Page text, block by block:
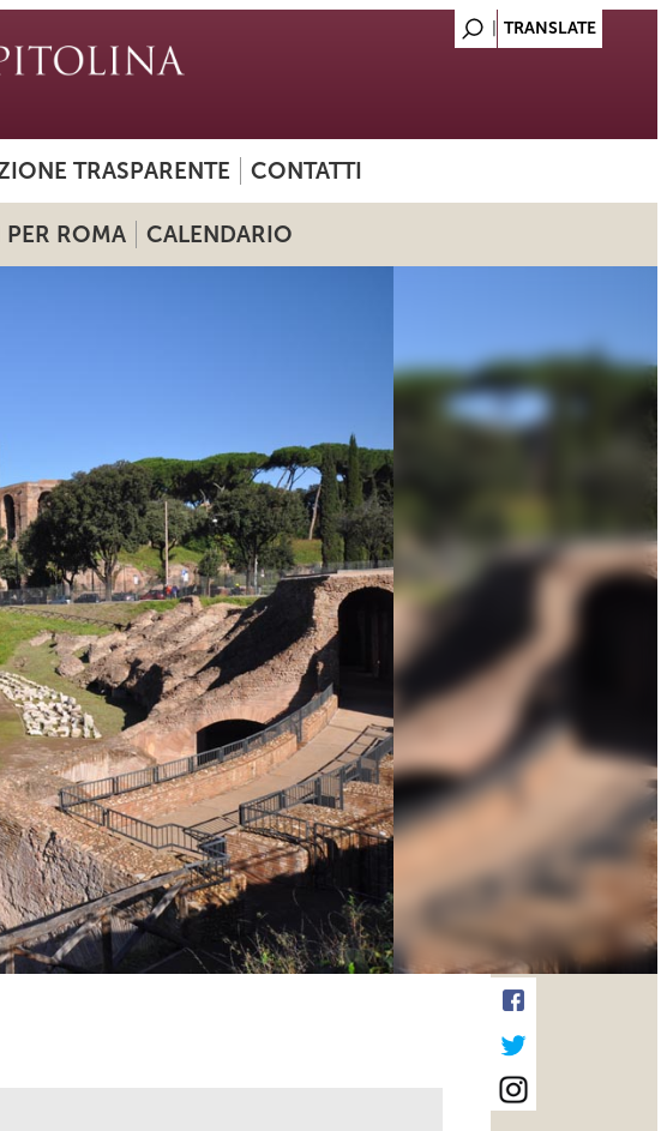
TRASPARENTE CONTATTI
PER ROMA CALENDARIO